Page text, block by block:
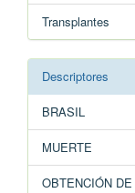
Transplantes
Descriptores
BRASIL
MUERTE
OBTENCIÓN